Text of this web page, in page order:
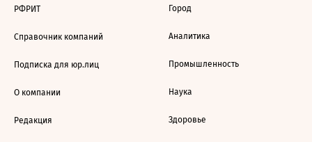
РФРИТ
Справочник компаний
Подписка для юр.лиц
О компании
Редакция
Город
Аналитика
Промышленность
Наука
Здоровье